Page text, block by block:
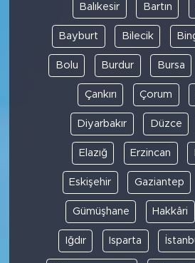
Balıkesir Bartın
Bayburt Bilecik
Bolu Burdur Bursa
Çankırı Çorum
Diyarbakır Düzce
Elazığ Erzincan
Eskişehir Gaziantep
Gümüşhane Hakkâri
Iğdır Isparta